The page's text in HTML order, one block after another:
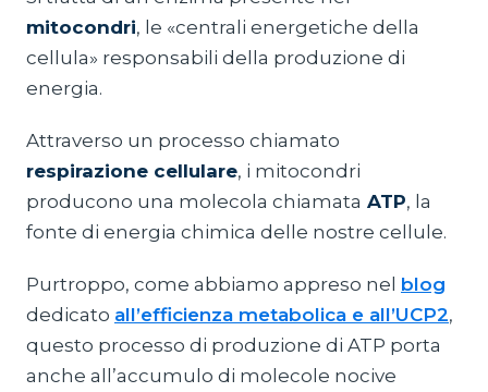
mitocondri, le «centrali energetiche della
cellula» responsabili della produzione di
energia.
Attraverso un processo chiamato
respirazione cellulare, i mitocondri
producono una molecola chiamata ATP, la
fonte di energia chimica delle nostre cellule.
Purtroppo, come abbiamo appreso nel blog
dedicato all’efficienza metabolica e all’UCP2,
questo processo di produzione di ATP porta
anche all’accumulo di molecole nocive